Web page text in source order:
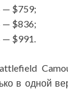
— $759;
— $836;
$991.
в одной